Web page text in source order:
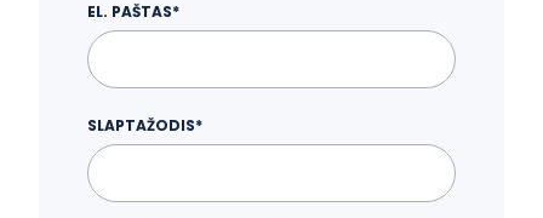
EL. PAŠTAS*
SLAPTAŽODIS*